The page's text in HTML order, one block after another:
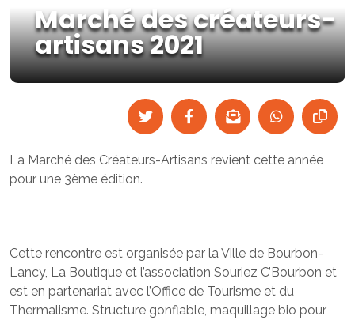
Marché des créateurs-
artisans 2021
La Marché des Créateurs-Artisans revient cette année
pour une 3ème édition.
Cette rencontre est organisée par la Ville de Bourbon-
Lancy, La Boutique et l’association Souriez C’Bourbon et
est en partenariat avec l’Office de Tourisme et du
Thermalisme. Structure gonflable, maquillage bio pour